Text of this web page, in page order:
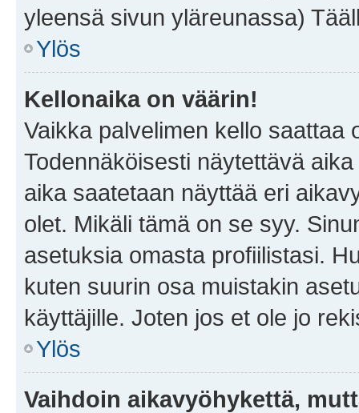
yleensä sivun yläreunassa)
Ylös
Kellonaika on väärin!
Vaikka palvelimen kello saattaa
Todennäköisesti näytettävä
aika saatetaan näyttää eri
olet. Mikäli tämä on se syy.
asetuksia omasta profiilistasi.
kuten suurin osa muistakin
käyttäjille. Joten jos et ole jo
Ylös
Vaihdoin aikavyöhykettä,